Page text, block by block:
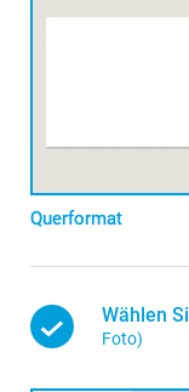
Querformat
Wählen
Foto)